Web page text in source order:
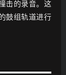
击的录音。这
鼓组轨道进行